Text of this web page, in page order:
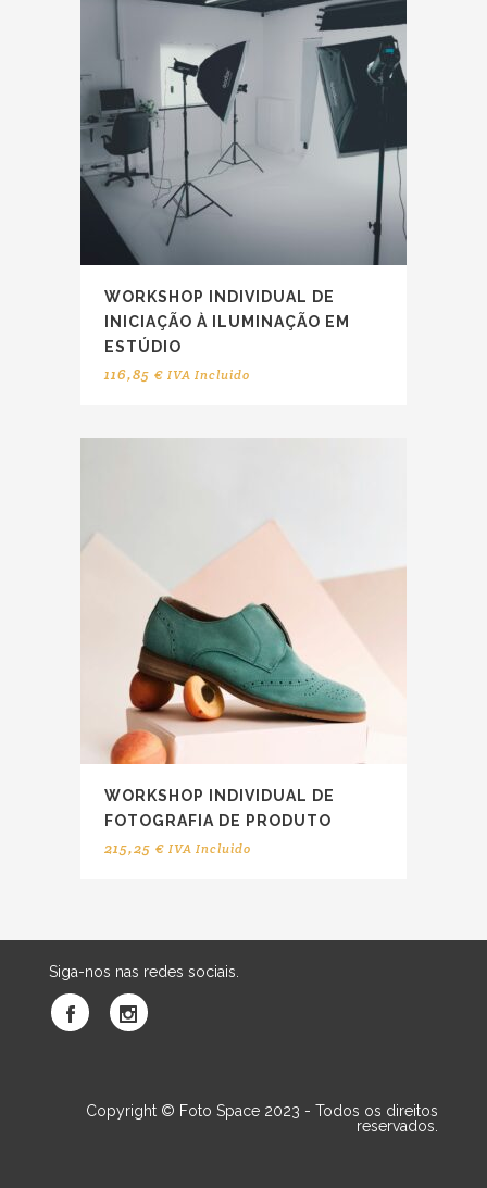
WORKSHOP INDIVIDUAL DE
INICIAÇÃO À ILUMINAÇÃO EM
ESTÚDIO
116,85 € IVA Incluido
WORKSHOP INDIVIDUAL DE
FOTOGRAFIA DE PRODUTO
215,25 € IVA Incluido
Siga-nos nas redes sociais.
Copyright © Foto Space 2023 - Todos os direitos
reservados.